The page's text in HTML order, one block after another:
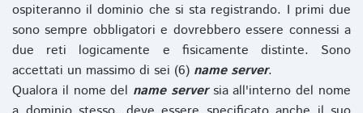
ospiteranno il dominio che si sta registrando. I primi due
sono sempre obbligatori e dovrebbero essere connessi a
due reti logicamente e fisicamente distinte. Sono
accettati un massimo di sei (6) name server.
Qualora il nome del name serversia all'interno del nome